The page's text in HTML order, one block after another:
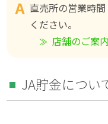
直売所の営業時
ください。
店舗のご案
JA貯金につい